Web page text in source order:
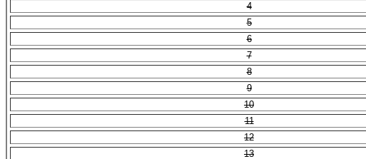
4
5
6
7
8
9
10
11
12
13